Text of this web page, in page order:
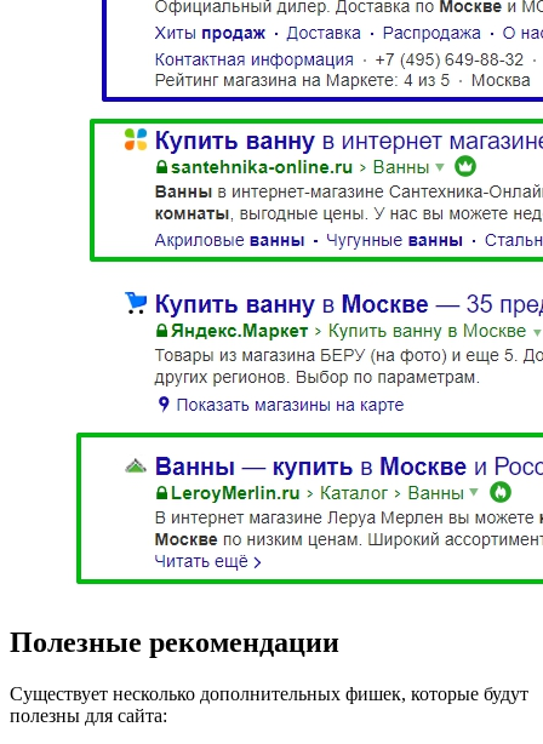
Полезные рекомендации
Существует несколько дополнительных фишек, которые будут
полезны для сайта: